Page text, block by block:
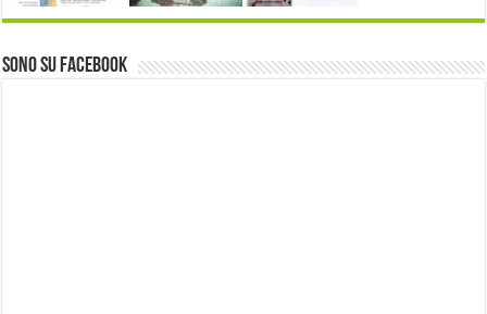
Sono su Facebook